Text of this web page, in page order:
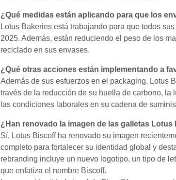
¿Qué medidas están aplicando para que los
Lotus Bakeries está trabajando para que todos
2025. Además, están reduciendo el peso de los
reciclado en sus envases.
¿Qué otras acciones están implementando a
Además de sus esfuerzos en el packaging, Lotus
través de la reducción de su huella de carbono,
las condiciones laborales en su cadena de
¿Han renovado la imagen de las galletas
Sí, Lotus Biscoff ha renovado su imagen
completo para fortalecer su identidad global y
rebranding incluye un nuevo logotipo, un tipo de
que enfatiza el nombre Biscoff.